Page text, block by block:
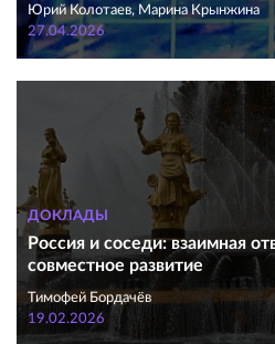
Юрий Колотаев, Марина Крынжина
27.04.2026
ДОКЛАДЫ
Россия и соседи: взаимная
совместное развитие
Тимофей Бордачёв
19.02.2026